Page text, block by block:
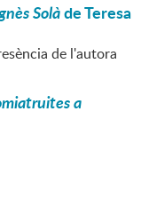
Solàde Teresa
de l'autora
a